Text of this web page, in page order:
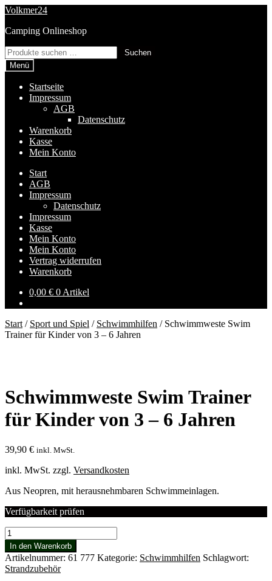
Zur
springen
Zum
springen
Volkmer24
Camping Onlineshop
Suchen
nach:
Suchen
Menü
Startseite
Impressum
AGB
Datenschutz
Warenkorb
Kasse
Mein Konto
Start
AGB
Impressum
Datenschutz
Impressum
Kasse
Mein Konto
Mein Konto
Vertrag widerrufen
Warenkorb
0,00 € 0 Artikel
Start / Sport und Spiel / Schwimmhilfen / Schwimmweste Swim
Trainer für Kinder von 3 – 6 Jahren
Schwimmweste Swim Trainer
für Kinder von 3 – 6 Jahren
39,90 € inkl. MwSt.
inkl. MwSt. zzgl. Versandkosten
Aus Neopren, mit herausnehmbaren Schwimmeinlagen.
Verfügbarkeit prüfen
Schwimmweste
Swim
Trainer
für
Kinder
In den Warenkorb
Artikelnummer: 61 777 Kategorie: Schwimmhilfen Schlagwort:
Strandzubehör